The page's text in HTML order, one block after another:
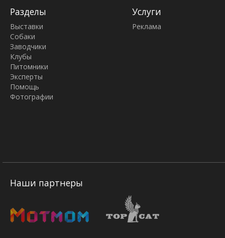
Разделы
Выставки
Собаки
Заводчики
Клубы
Питомники
Эксперты
Помощь
Фотографии
Услуги
Реклама
Наши партнеры